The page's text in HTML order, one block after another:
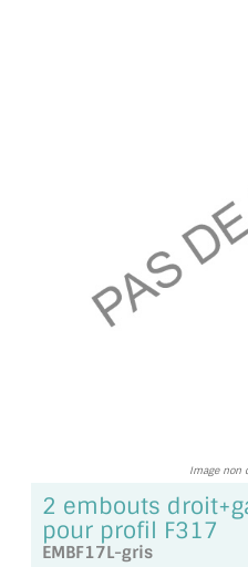
TOUS LES TARIFS AU M2
GUIDE : CHOIX PAR
INSPIRATIONS ET
MIROIR VIEILLI
MIROIR DÉCORATIF DE
Image non
2 embouts
pour profil F317
EMBF17L-gris